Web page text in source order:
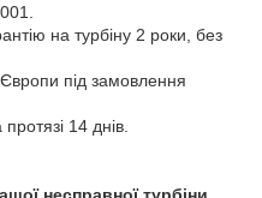
на турбіну 2 роки, без
під замовлення
14 днів.
несправної турбіни.